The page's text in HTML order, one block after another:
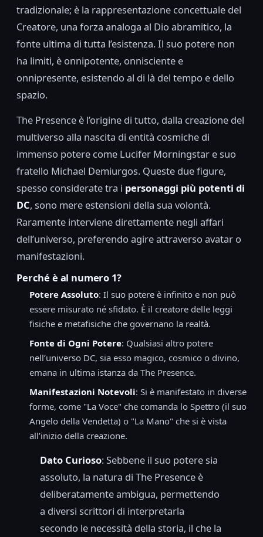
tradizionale; è la rappresentazione concettuale del
Creatore, una forza analoga al Dio abramitico, la
fonte ultima di tutta l’esistenza. Il suo potere non
ha limiti, è onnipotente, onnisciente e
onnipresente, esistendo al di là del tempo e dello
spazio.
The Presence è l’origine di tutto, dalla creazione del
multiverso alla nascita di entità cosmiche di
immenso potere come Lucifer Morningstar e suo
fratello Michael Demiurgos. Queste due figure,
spesso considerate tra i personaggi più potenti di
DC, sono mere estensioni della sua volontà.
Raramente interviene direttamente negli affari
dell’universo, preferendo agire attraverso avatar o
manifestazioni.
Perché è al numero 1?
Potere Assoluto: Il suo potere è infinito e non può
essere misurato né sfidato. È il creatore delle leggi
fisiche e metafisiche che governano la realtà.
Fonte di Ogni Potere: Qualsiasi altro potere
nell’universo DC, sia esso magico, cosmico o divino,
emana in ultima istanza da The Presence.
Manifestazioni Notevoli: Si è manifestato in diverse
forme, come "La Voce" che comanda lo Spettro (il suo
Angelo della Vendetta) o "La Mano" che si è vista
all’inizio della creazione.
Dato Curioso: Sebbene il suo potere sia
assoluto, la natura di The Presence è
deliberatamente ambigua, permettendo
a diversi scrittori di interpretarla
secondo le necessità della storia, il che la